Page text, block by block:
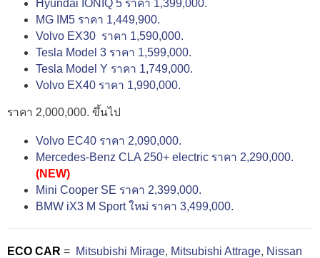
Hyundai IONIQ 5 ราคา 1,399,000.
MG IM5 ราคา 1,449,900.
Volvo EX30 ราคา 1,590,000.
Tesla Model 3 ราคา 1,599,000.
Tesla Model Y ราคา 1,749,000.
Volvo EX40 ราคา 1,990,000.
ราคา 2,000,000. ขึ้นไป
Volvo EC40 ราคา 2,090,000.
Mercedes-Benz CLA 250+ electric ราคา 2,290,000.
(NEW)
Mini Cooper SE ราคา 2,399,000.
BMW iX3 M Sport ใหม่ ราคา 3,499,000.
ECO CAR = Mitsubishi Mirage, Mitsubishi Attrage, Nissan